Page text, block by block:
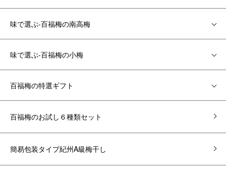
味で選ぶ-百福梅の南高梅
味で選ぶ-百福梅の小梅
百福梅の特選ギフト
百福梅のお試し６種類セット
簡易包装タイプ紀州A級梅干し